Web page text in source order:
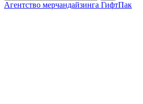
Агентство мерчандайзинга ГифтПак